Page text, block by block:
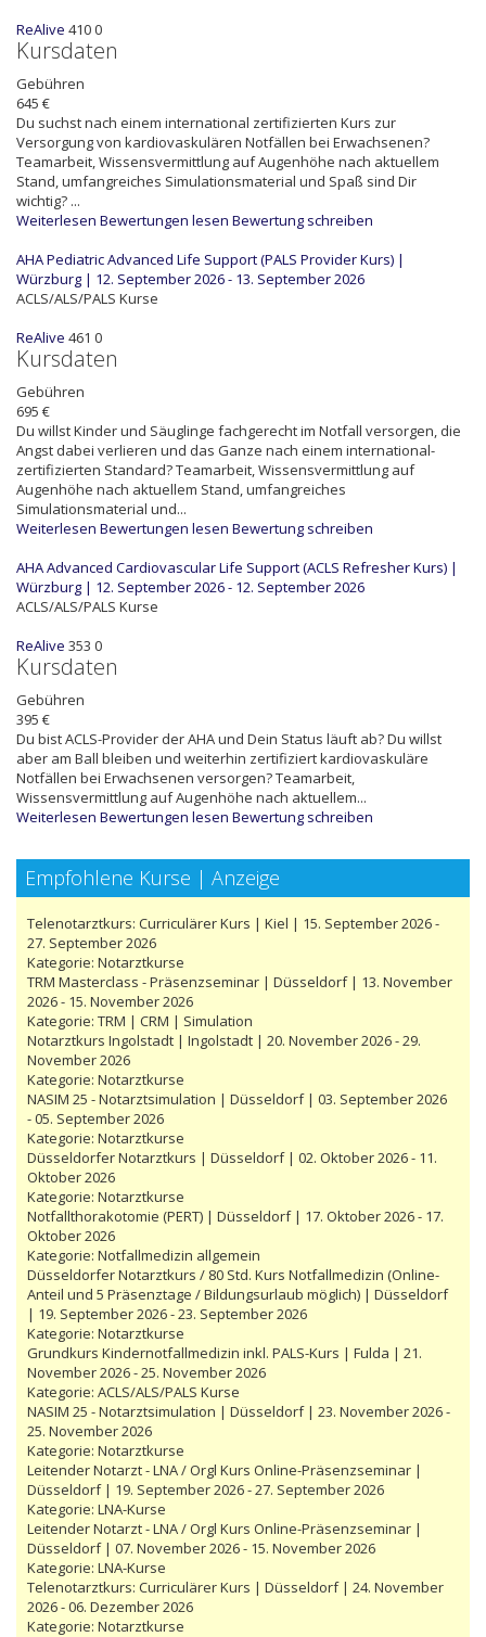
ReAlive 4100
Kursdaten
Gebühren
645 €
Du suchst nach einem international zertifizierten Kurs zur
Versorgung von kardiovaskulären Notfällen bei Erwachsenen?
Teamarbeit, Wissensvermittlung auf Augenhöhe nach aktuellem
Stand, umfangreiches Simulationsmaterial und Spaß sind Dir
wichtig? ...
Weiterlesen Bewertungen lesen Bewertung schreiben
AHA Pediatric Advanced Life Support (PALS Provider Kurs) |
Würzburg | 12. September 2026 - 13. September 2026
ACLS/ALS/PALS Kurse
ReAlive 461 0
Kursdaten
Gebühren
695 €
Du willst Kinder und Säuglinge fachgerecht im Notfall versorgen, die
Angst dabei verlieren und das Ganze nach einem international-
zertifizierten Standard? Teamarbeit, Wissensvermittlung auf
Augenhöhe nach aktuellem Stand, umfangreiches
Simulationsmaterial und...
Weiterlesen Bewertungen lesen Bewertung schreiben
AHA Advanced Cardiovascular Life Support (ACLS Refresher Kurs) |
Würzburg | 12. September 2026 - 12. September 2026
ACLS/ALS/PALS Kurse
ReAlive 353 0
Kursdaten
Gebühren
395 €
Du bist ACLS-Provider der AHA und Dein Status läuft ab? Du willst
aber am Ball bleiben und weiterhin zertifiziert kardiovaskuläre
Notfällen bei Erwachsenen versorgen? Teamarbeit,
Wissensvermittlung auf Augenhöhe nach aktuellem...
Weiterlesen Bewertungen lesen Bewertung schreiben
Empfohlene Kurse | Anzeige
Telenotarztkurs: Curriculärer Kurs | Kiel | 15. September 2026 -
27. September 2026
Kategorie: Notarztkurse
TRM Masterclass - Präsenzseminar | Düsseldorf | 13. November
2026 - 15. November 2026
Kategorie: TRM | CRM | Simulation
Notarztkurs Ingolstadt | Ingolstadt | 20. November 2026 - 29.
November 2026
Kategorie: Notarztkurse
NASIM 25 - Notarztsimulation | Düsseldorf | 03. September 2026
- 05. September 2026
Kategorie: Notarztkurse
Düsseldorfer Notarztkurs | Düsseldorf | 02. Oktober 2026 - 11.
Oktober 2026
Kategorie: Notarztkurse
Notfallthorakotomie (PERT) | Düsseldorf | 17. Oktober 2026 - 17.
Oktober 2026
Kategorie: Notfallmedizin allgemein
Düsseldorfer Notarztkurs / 80 Std. Kurs Notfallmedizin (Online-
Anteil und 5 Präsenztage / Bildungsurlaub möglich) | Düsseldorf
| 19. September 2026 - 23. September 2026
Kategorie: Notarztkurse
Grundkurs Kindernotfallmedizin inkl. PALS-Kurs | Fulda | 21.
November 2026 - 25. November 2026
Kategorie: ACLS/ALS/PALS Kurse
NASIM 25 - Notarztsimulation | Düsseldorf | 23. November 2026 -
25. November 2026
Kategorie: Notarztkurse
Leitender Notarzt - LNA / Orgl Kurs Online-Präsenzseminar |
Düsseldorf | 19. September 2026 - 27. September 2026
Kategorie: LNA-Kurse
Leitender Notarzt - LNA / Orgl Kurs Online-Präsenzseminar |
Düsseldorf | 07. November 2026 - 15. November 2026
Kategorie: LNA-Kurse
Telenotarztkurs: Curriculärer Kurs | Düsseldorf | 24. November
2026 - 06. Dezember 2026
Kategorie: Notarztkurse